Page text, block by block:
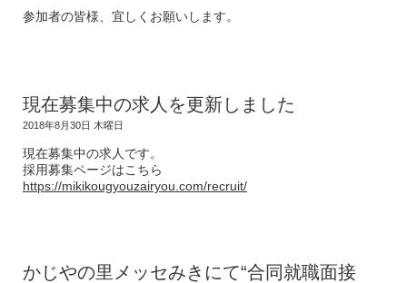
参加者の皆様、宜しくお願いします。
現在募集中の求人を更新しました
2018年8月30日 木曜日
現在募集中の求人です。
採用募集ページはこちら
https://mikikougyouzairyou.com/recruit/
かじやの里メッセみきにて“合同就職面接